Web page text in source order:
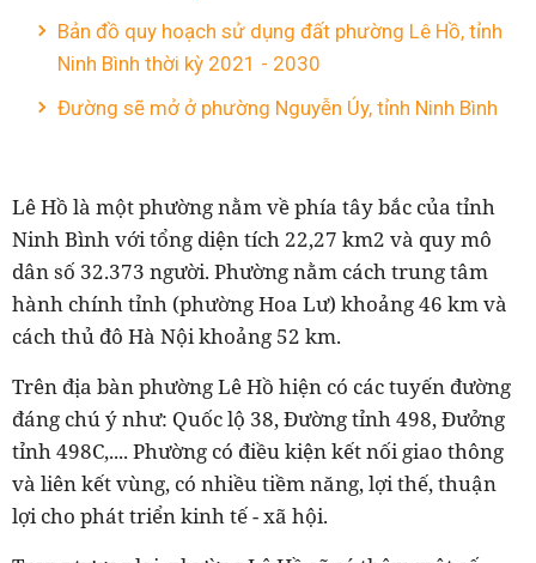
Bản đồ quy hoạch sử dụng đất phường Lê Hồ, tỉnh
Ninh Bình thời kỳ 2021 - 2030
Đường sẽ mở ở phường Nguyễn Úy, tỉnh Ninh Bình
Lê Hồ là một phường nằm về phía tây bắc của tỉnh
Ninh Bình với tổng diện tích 22,27 km2 và quy mô
dân số 32.373 người. Phường nằm cách trung tâm
hành chính tỉnh (phường Hoa Lư) khoảng 46 km và
cách thủ đô Hà Nội khoảng 52 km.
Trên địa bàn phường Lê Hồ hiện có cáctuyến đường
đáng chú ý như: Quốc lộ 38, Đường tỉnh 498, Đưởng
tỉnh 498C,.... Phường có điều kiện kết nối giao thông
và liên kết vùng, có nhiều tiềm năng, lợi thế, thuận
lợi cho phát triển kinh tế - xã hội.